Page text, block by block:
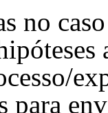
no
para